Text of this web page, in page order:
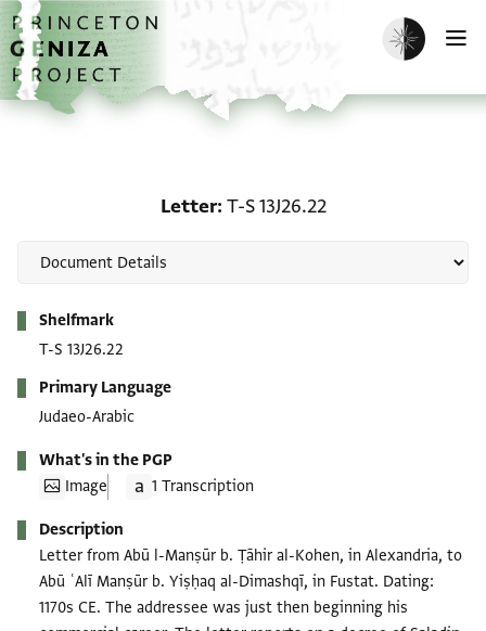
Skip to main content
home
Enable dark
Letter T-S 13J26.22
Shelfmark
T-S 13J26.22
Primary Language
Judaeo-Arabic
What's in the PGP
Image
1 Transcription
Description
Letter from Abū l-Manṣūr b. Ṭāhir al-Kohen, in Alexandria, to
Abū ʿAlī Manṣūr b. Yiṣḥaq al-Dimashqī, in Fustat. Dating:
1170s CE. The addressee was just then beginning his